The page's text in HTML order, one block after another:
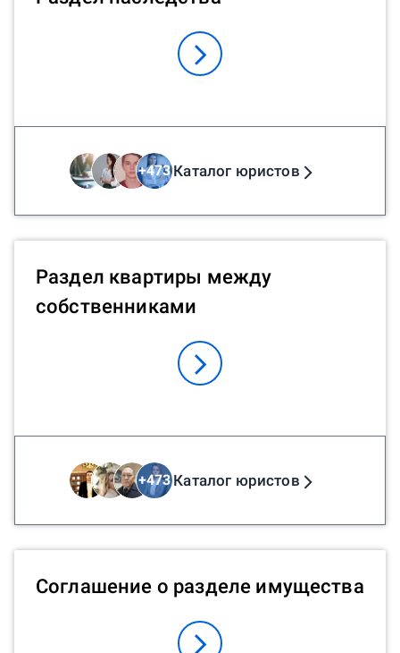
+473Каталог юристов
Раздел квартиры между
собственниками
+473Каталог юристов
Соглашение о разделе имущества